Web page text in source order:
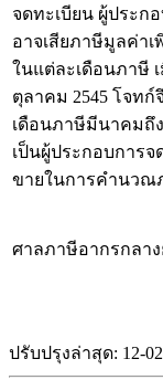
จดทะเบียน ผู้ประก
อาจเสียภาษีมูลค่า
ในแต่ละเดือนภาษี
ตุลาคม 2545 โจท
เดือนภาษีมีนาคมถึ
เป็นผู้ประกอบการ
ขายในการคำนวณ
ศาลภาษีอากรกลาง
ปรับปรุงล่าสุด: 12-